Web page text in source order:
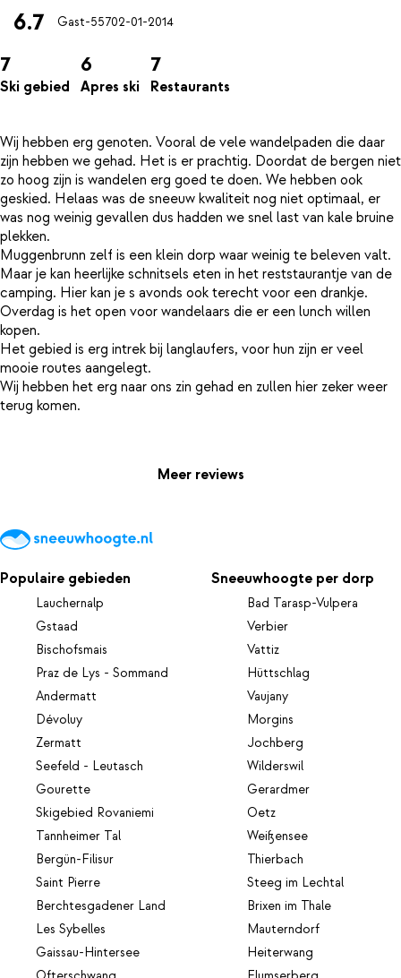
6.7 Gast-55702-01-2014
7
Ski gebied
6
Apres ski
7
Restaurants
Wij hebben erg genoten. Vooral de vele wandelpaden die daar
zijn hebben we gehad. Het is er prachtig. Doordat de bergen niet
zo hoog zijn is wandelen erg goed te doen. We hebben ook
geskied. Helaas was de sneeuw kwaliteit nog niet optimaal, er
was nog weinig gevallen dus hadden we snel last van kale bruine
plekken.
Muggenbrunn zelf is een klein dorp waar weinig te beleven valt.
Maar je kan heerlijke schnitsels eten in het reststaurantje van de
camping. Hier kan je s avonds ook terecht voor een drankje.
Overdag is het open voor wandelaars die er een lunch willen
kopen.
Het gebied is erg intrek bij langlaufers, voor hun zijn er veel
mooie routes aangelegt.
Wij hebben het erg naar ons zin gehad en zullen hier zeker weer
terug komen.
Meer reviews
Populaire gebieden
Lauchernalp
Gstaad
Bischofsmais
Praz de Lys - Sommand
Andermatt
Dévoluy
Zermatt
Seefeld - Leutasch
Gourette
Skigebied Rovaniemi
Tannheimer Tal
Bergün-Filisur
Saint Pierre
Berchtesgadener Land
Les Sybelles
Gaissau-Hintersee
Sneeuwhoogte per dorp
Bad Tarasp-Vulpera
Verbier
Vattiz
Hüttschlag
Vaujany
Morgins
Jochberg
Wilderswil
Gerardmer
Oetz
Weißensee
Thierbach
Steeg im Lechtal
Brixen im Thale
Mauterndorf
Heiterwang